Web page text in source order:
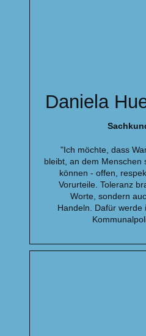
Daniela
"Ich möchte, dass
bleibt, an dem Menschen
können - offen,
Vorurteile. Toleranz
Worte, sondern
Handeln. Dafür werde